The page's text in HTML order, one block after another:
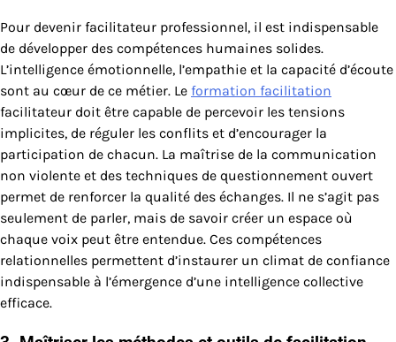
Pour devenir facilitateur professionnel, il est indispensable
de développer des compétences humaines solides.
L’intelligence émotionnelle, l’empathie et la capacité d’écoute
sont au cœur de ce métier. Le formation facilitation
facilitateur doit être capable de percevoir les tensions
implicites, de réguler les conflits et d’encourager la
participation de chacun. La maîtrise de la communication
non violente et des techniques de questionnement ouvert
permet de renforcer la qualité des échanges. Il ne s’agit pas
seulement de parler, mais de savoir créer un espace où
chaque voix peut être entendue. Ces compétences
relationnelles permettent d’instaurer un climat de confiance
indispensable à l’émergence d’une intelligence collective
efficace.